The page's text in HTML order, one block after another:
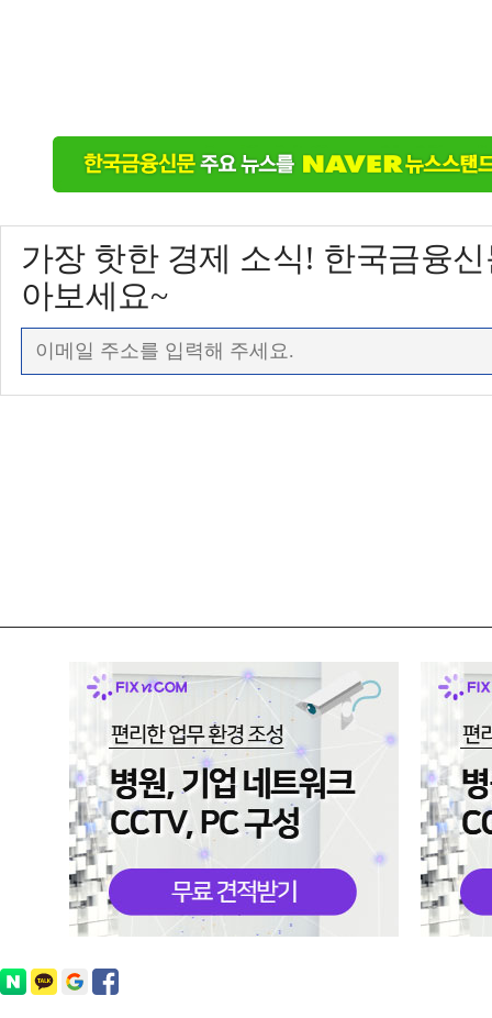
가장 핫한 경제 소식! 한국금융
아보세요~